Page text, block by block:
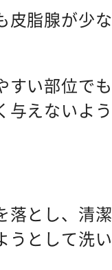
皮脂腺が少
すい部位で
与えないよ
落とし、清
うとして洗